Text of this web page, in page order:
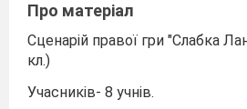
Про матеріал
Сценарій правої гри "Слабка
кл.)
Учасників- 8 учнів.